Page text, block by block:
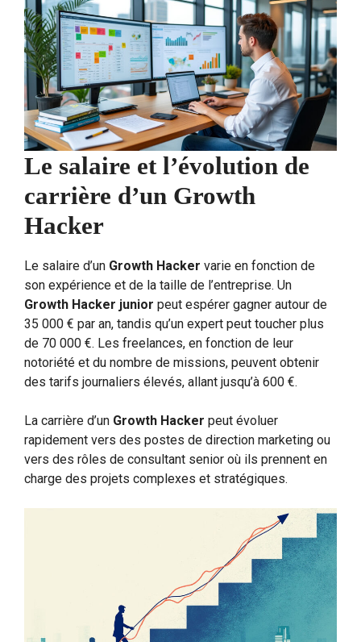
Le salaire et l’évolution de
carrière d’un Growth
Hacker
Le salaire d’un Growth Hacker varie en fonction de
son expérience et de la taille de l’entreprise. Un
Growth Hacker junior peut espérer gagner autour de
35 000 € par an, tandis qu’un expert peut toucher plus
de 70 000 €. Les freelances, en fonction de leur
notoriété et du nombre de missions, peuvent obtenir
des tarifs journaliers élevés, allant jusqu’à 600 €.
La carrière d’un Growth Hacker peut évoluer
rapidement vers des postes de direction marketing ou
vers des rôles de consultant senior où ils prennent en
charge des projets complexes et stratégiques.